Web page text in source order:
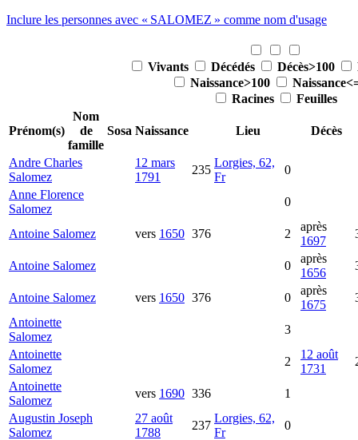
Inclure les personnes avec « SALOMEZ » comme nom d'usage
Vivants Décédés Décès>100
Naissance>100
Racines
Feuilles
Prénom(s)
Nom
de
famille
Sosa Naissance Lieu Décès
Andre Charles
Salomez
12 mars
1791
235
Lorgies, 62,
Fr
0
Anne Florence
Salomez
0
Antoine Salomez vers 1650 376 2
après
1697
Antoine Salomez 0
après
1656
Antoine Salomez vers 1650 376 0
après
1675
Antoinette
Salomez
3
Antoinette
Salomez
2
12 août
1731
Antoinette
Salomez
vers 1690 336
1
Augustin Joseph
Salomez
27 août
1788
237
Lorgies, 62,
Fr
0